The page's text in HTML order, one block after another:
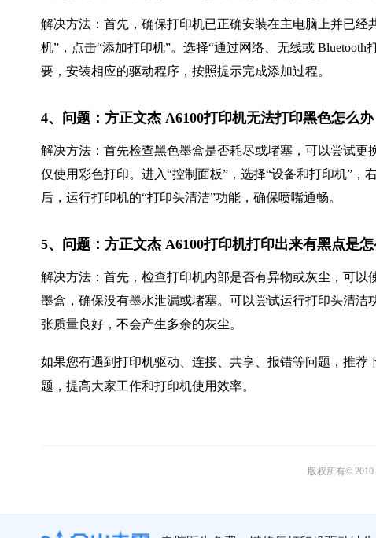
解决方法：首先，确保打印机已正确安装在主电脑上并已经
机”，点击“添加打印机”。选择“通过网络、无线或
要，安装相应的驱动程序，按照提示完成添加过程。
4、问题：方正文杰 A6100打印机无法打印黑色怎么办
解决方法：首先检查黑色墨盒是否耗尽或堵塞，可以尝试
仅使用彩色打印。进入“控制面板”，选择“设备和打印机”
后，运行打印机的“打印头清洁”功能，确保喷嘴通畅。
5、问题：方正文杰 A6100打印机打印出来有黑点是
解决方法：首先，检查打印机内部是否有异物或灰尘，可
墨盒，确保没有墨水泄漏或堵塞。可以尝试运行打印头清
张质量良好，不会产生多余的灰尘。
如果您有遇到打印机驱动、连接、共享、报错等问题，推荐
题，提高大家工作和打印机使用效率。
版权所有©